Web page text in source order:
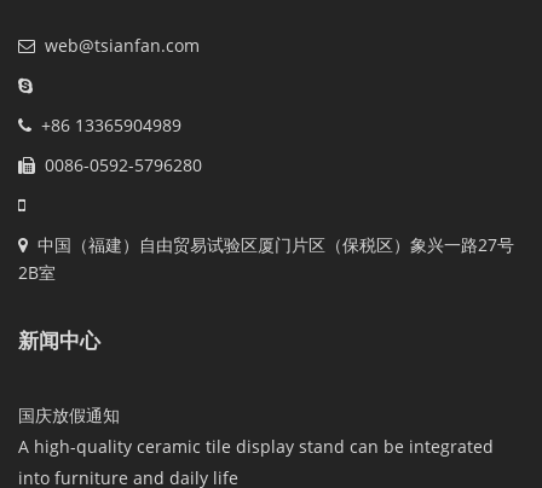
web@tsianfan.com
+86 13365904989
0086-0592-5796280
中国（福建）自由贸易试验区厦门片区（保税区）象兴一路27号
2B室
新闻中心
国庆放假通知
A high-quality ceramic tile display stand can be integrated
into furniture and daily life